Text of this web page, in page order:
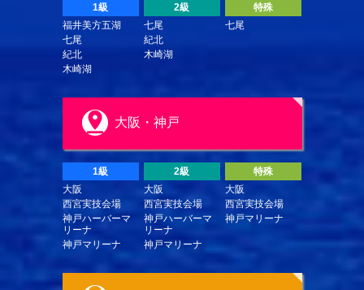
1級
福井美方五湖
七尾
紀北
木崎湖
2級
七尾
紀北
木崎湖
特殊
七尾
大阪・神戸
1級
大阪
西宮実技会場
神戸ハーバーマ
リーナ
神戸マリーナ
2級
大阪
西宮実技会場
神戸ハーバーマ
リーナ
神戸マリーナ
特殊
大阪
西宮実技会場
神戸マリーナ